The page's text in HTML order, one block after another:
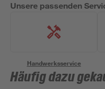
Unsere passenden
Handwerksservice
Häufig dazu